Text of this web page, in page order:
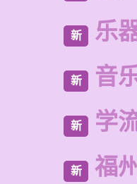
新 乐
新 音
新 学
新 福